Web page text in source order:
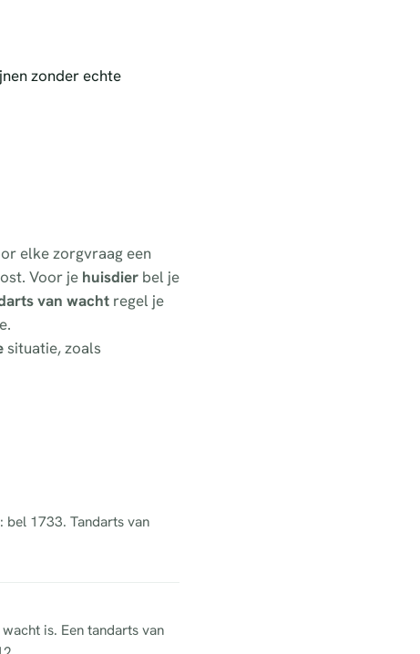
zonder echte
elke zorgvraag een
Voor je huisdier bel je
van wacht regel je
situatie, zoals
bel 1733. Tandarts van
is. Een tandarts van